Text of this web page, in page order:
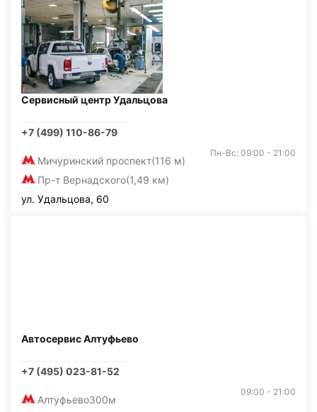
Сервисный центр Удальцова
+7 (499) 110-86-79
Мичуринский проспект(116 м)
Пр-т Вернадского(1,49 км)
Пн-Вс: 09:00 - 21:00
ул. Удальцова, 60
Автосервис Алтуфьево
+7 (495) 023-81-52
Алтуфьево300м
09:00 - 21:00